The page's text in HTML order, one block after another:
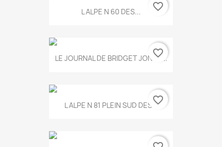
L ALPE N 60 DES... favorite_border
LE JOURNAL DE BRIDGET JONES...
favorite_border
L ALPE N 81 PLEIN SUD DES...favorite_border